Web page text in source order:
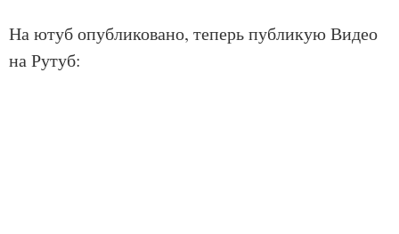
На ютуб опубликовано, теперь публикую Видео
на Рутуб: